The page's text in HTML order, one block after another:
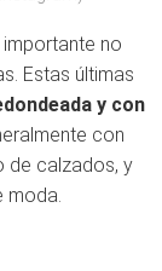
no
Estas últimas
y con
con
de calzados, y
moda.